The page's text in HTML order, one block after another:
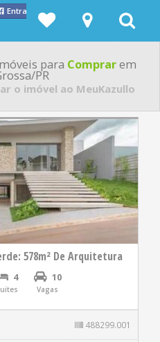
Entrar com Facebook
para Comprarem
PR
o imóvel ao MeuKazullo
578m² De Arquitetura
4 10
Vagas
488299.001